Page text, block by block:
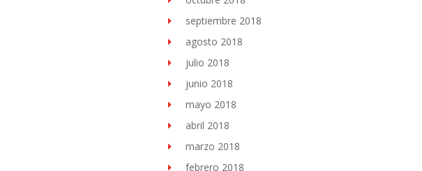
septiembre 2018
agosto 2018
julio 2018
junio 2018
mayo 2018
abril 2018
marzo 2018
febrero 2018